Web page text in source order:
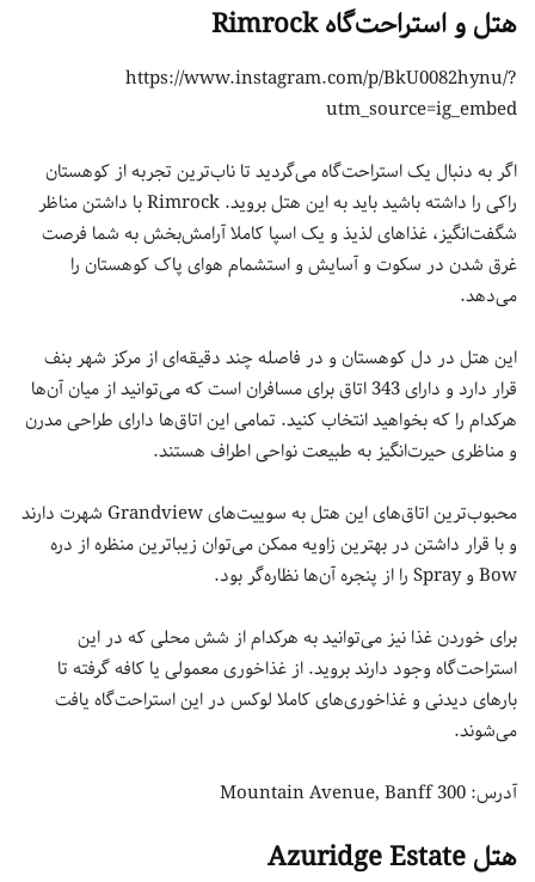
هتل و استراحت‌گاه Rimrock
https://www.instagram.com/p/BkU0082hynu/?
utm_source=ig_embed
اگر به دنبال یک استراحت‌گاه می‌گردید تا ناب‌ترین تجربه از کوهستان
راکی را داشته باشید باید به این هتل بروید. Rimrock با داشتن مناظر
شگفت‌انگیز، غذاهای لذیذ و یک اسپا کاملا آرامش‌بخش به شما فرصت
غرق شدن در سکوت و آسایش و استشمام هوای پاک کوهستان را
می‌دهد.
این هتل در دل کوهستان و در فاصله چند دقیقه‌ای از مرکز شهر بنف
قرار دارد و دارای 343 اتاق برای مسافران است که می‌توانید از میان آن‌ها
هرکدام را که بخواهید انتخاب کنید. تمامی این اتاق‌ها دارای طراحی مدرن
و مناظری حیرت‌انگیز به طبیعت نواحی اطراف هستند.
محبوب‌ترین اتاق‌‌های این هتل به سوییت‌های Grandview شهرت دارند
و با قرار داشتن در بهترین زاویه ممکن می‌توان زیباترین منظره از دره
Bow و Spray را از پنجره آن‌ها نظاره‌گر بود.
برای خوردن غذا نیز می‌توانید به هرکدام از شش محلی که در این
استراحت‌گاه وجود دارند بروید. از غذاخوری‌ معمولی یا کافه گرفته تا
بارهای دیدنی و غذاخوری‌های کاملا لوکس در این استراحت‌گاه یافت
می‌شوند.
آدرس: 300 Mountain Avenue, Banff
هتل Azuridge Estate